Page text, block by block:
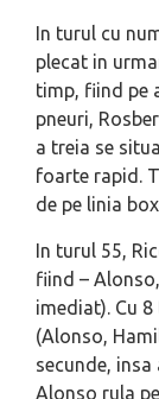
In turul cu
plecat in
timp, fiind pe
pneuri,
a treia se
foarte rapid.
de pe linia
In turul 55,
fiind –
imediat). Cu
(Alonso,
secunde,
Alonso rula